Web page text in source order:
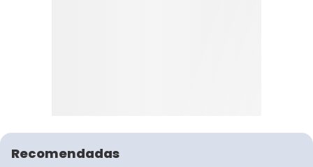
Recomendadas